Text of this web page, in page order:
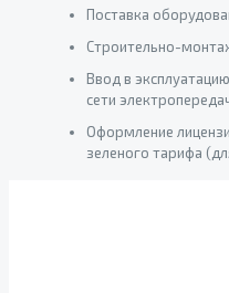
Поставка
Строительно-
Ввод в
сети
Оформление
зеленого тарифа